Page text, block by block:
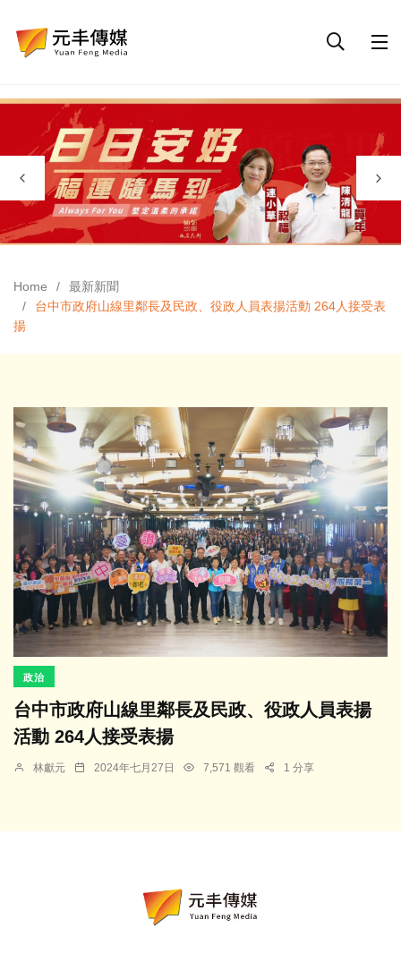
Home
最新新聞
台中市政府山線里鄰長及民政、役政人員表揚活動 264人接受表
揚
政治
台中市政府山線里鄰長及民政、役政人員表揚
活動 264人接受表揚
林獻元 2024年七月27日 7,571 觀看 1 分享